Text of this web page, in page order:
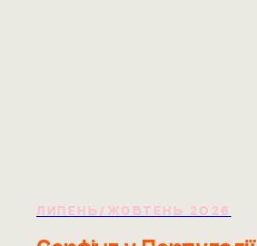
ЛИПЕНЬ/ЖОВТЕНЬ 2026